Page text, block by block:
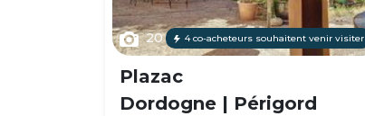
20 4 co-acheteurs souhaitent venir visiter
Plazac
Dordogne | Périgord